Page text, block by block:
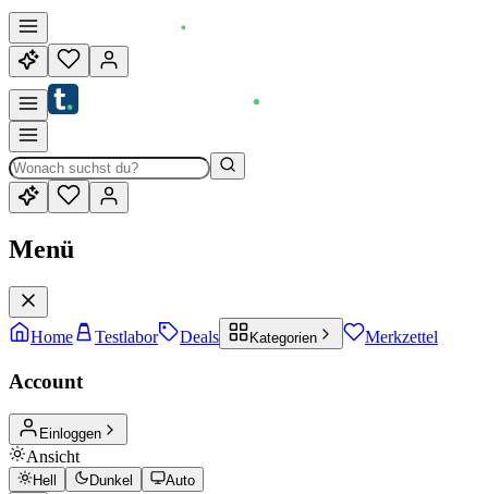
Menü
Home Testlabor Deals Kategorien Merkzettel
Account
Einloggen
Ansicht
Hell Dunkel Auto